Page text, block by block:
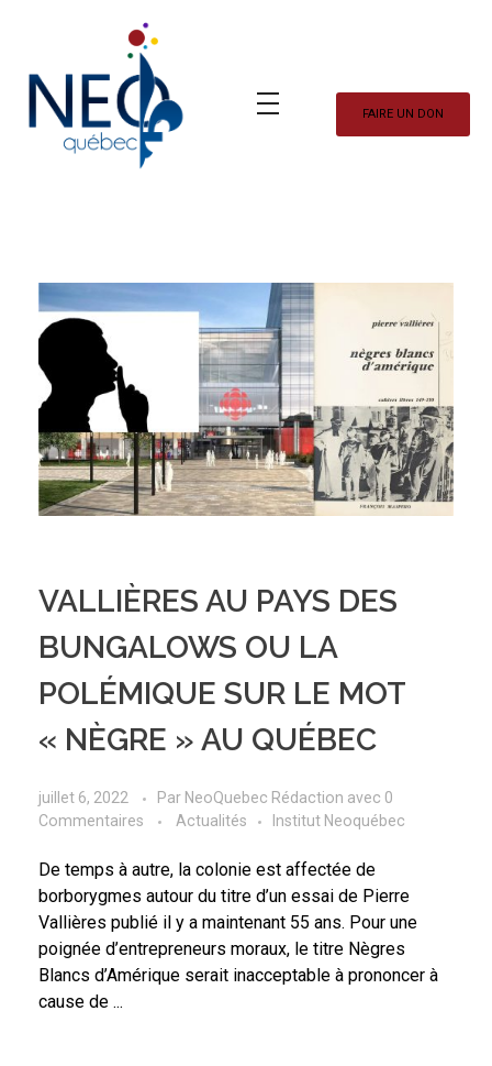
FAIRE UN DON
VALLIÈRES AU PAYS DES
BUNGALOWS OU LA
POLÉMIQUE SUR LE MOT
« NÈGRE » AU QUÉBEC
juillet 6, 2022 Par NeoQuebec Rédaction avec 0
Commentaires
Actualités Institut Neoquébec
De temps à autre, la colonie est affectée de
borborygmes autour du titre d’un essai de Pierre
Vallières publié il y a maintenant 55 ans. Pour une
poignée d’entrepreneurs moraux, le titre Nègres
Blancs d’Amérique serait inacceptable à prononcer à
cause de ...